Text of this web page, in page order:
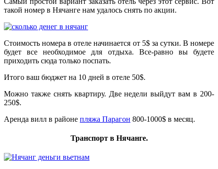
такой номер в Нячанге нам удалось снять по акции.
Стоимость номера в отеле начинается от 5$ за сутки. В номере
будет все необходимое для отдыха. Все-равно вы будете
приходить сюда только поспать.
Итого ваш бюджет на 10 дней в отеле 50$.
Можно также снять квартиру. Две недели выйдут вам в 200-
250$.
Аренда вилл в районе пляжа Парагон 800-1000$ в месяц.
Транспорт в Нячанге.